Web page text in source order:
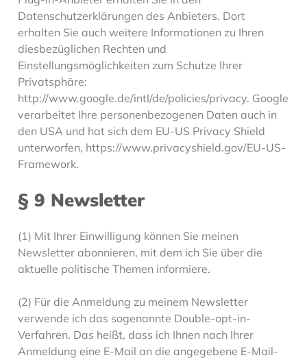
Datenschutzerklärungen des Anbieters. Dort
erhalten Sie auch weitere Informationen zu Ihren
diesbezüglichen Rechten und
Einstellungsmöglichkeiten zum Schutze Ihrer
Privatsphäre:
http://www.google.de/intl/de/policies/privacy. Google
verarbeitet Ihre personenbezogenen Daten auch in
den USA und hat sich dem EU-US Privacy Shield
unterworfen, https://www.privacyshield.gov/EU-US-
Framework.
§ 9 Newsletter
(1) Mit Ihrer Einwilligung können Sie meinen
Newsletter abonnieren, mit dem ich Sie über die
aktuelle politische Themen informiere.
(2) Für die Anmeldung zu meinem Newsletter
verwende ich das sogenannte Double-opt-in-
Verfahren. Das heißt, dass ich Ihnen nach Ihrer
Anmeldung eine E-Mail an die angegebene E-Mail-